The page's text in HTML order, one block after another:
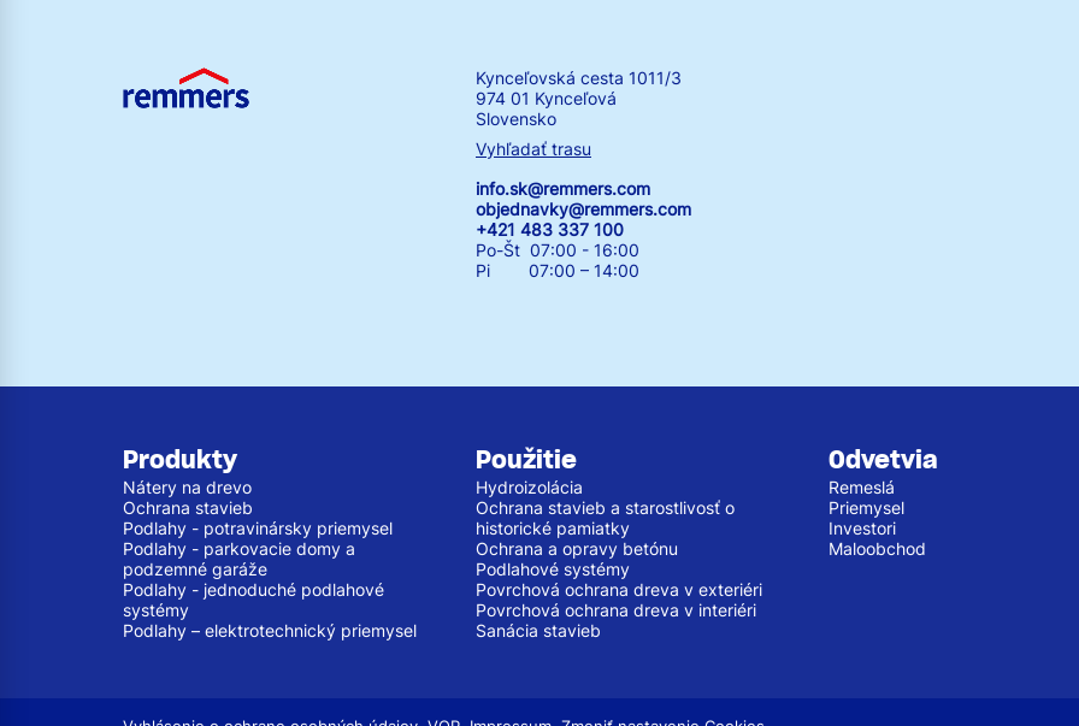
Kynceľovská cesta 1011/3
974 01 Kynceľová
Slovensko
Vyhľadať trasu
info.sk@remmers.com
objednavky@remmers.com
+421 483 337 100
Po-Št 07:00 - 16:00
Pi 07:00 – 14:00
Produkty
Nátery na drevo
Ochrana stavieb
Podlahy - potravinársky priemysel
Podlahy - parkovacie domy a
podzemné garáže
Podlahy - jednoduché podlahové
systémy
Podlahy – elektrotechnický priemysel
Použitie
Hydroizolácia
Ochrana stavieb a starostlivosť o
historické pamiatky
Ochrana a opravy betónu
Podlahové systémy
Povrchová ochrana dreva v exteriéri
Povrchová ochrana dreva v interiéri
Sanácia stavieb
Odvetvia
Remeslá
Priemysel
Investori
Maloobchod